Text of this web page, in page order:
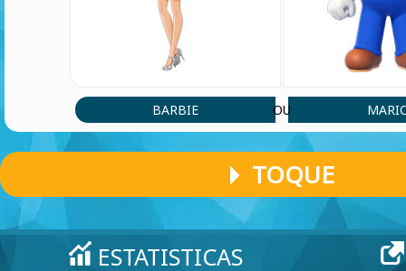
BARBIE OU
TOQUE